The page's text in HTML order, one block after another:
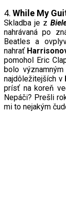
4. While My
Skladba je z
nahrávaná po
Beatles a
nahrať
pomohol Eric
bolo
najdôležitejších v
prísť na koreň
Nepáči? Prešli
mi to nejakým